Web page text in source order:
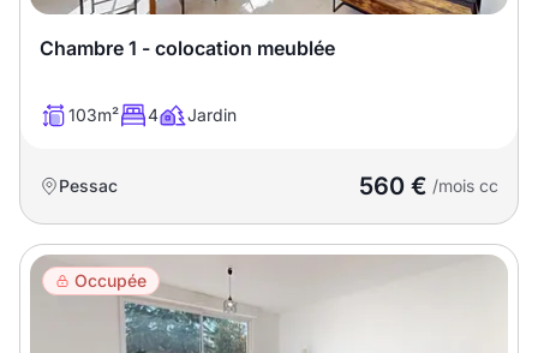
Chambre 1 - colocation meublée
103m² 4 Jardin
Pessac 560 € /mois cc
Occupée